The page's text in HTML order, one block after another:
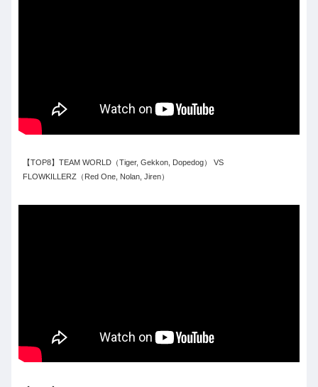
【TOP8】TEAM WORLD（Tiger, Gekkon, Dopedog） VS
FLOWKILLERZ（Red One, Nolan, Jiren）